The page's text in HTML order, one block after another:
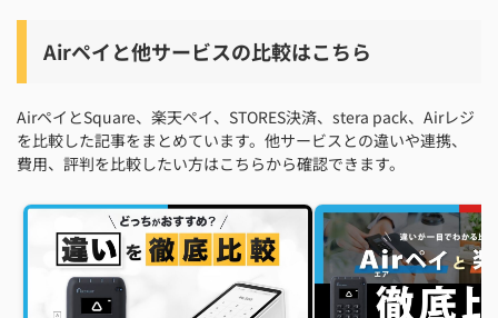
Airペイと他サービスの比較はこちら
AirペイとSquare、楽天ペイ、STORES決済、stera pack、Airレジ
を比較した記事をまとめています。他サービスとの違いや連携、
費用、評判を比較したい方はこちらから確認できます。